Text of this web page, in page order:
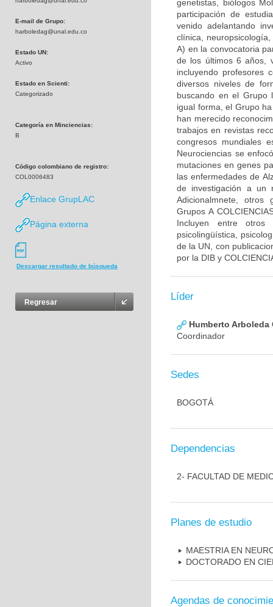
E-mail de Grupo:
harboledag@unal.edu.co
Estado UN:
Activo
Estado en Scienti:
Categorizado
Categoría en Minciencias:
B
Código colombiano de registro:
COL0006483
Enlace GrupLAC
Página externa
Descargar resultado de búsqueda
Regresar
genetistas, biólogos
participación de
venido adelantando
clínica,
A) en la convocatoria
de los últimos 6 años,
incluyendo profesores
diversos niveles de
buscando en el Grupo
igual forma, el Grupo
han merecido
trabajos en revistas
congresos mundiales
Neurociencias se
mutaciones en genes
las enfermedades de
de investigación a un
Adicionalmnete, otros
Grupos A
Incluyen entre otros
psicolingüística,
de la UN, con
por la DIB y
Líder
Humberto Arboleda
Coordinador
Sedes
BOGOTÁ
Dependencias
2- FACULTAD DE
Planes de estudio
MAESTRIA EN
DOCTORADO EN
Agendas de